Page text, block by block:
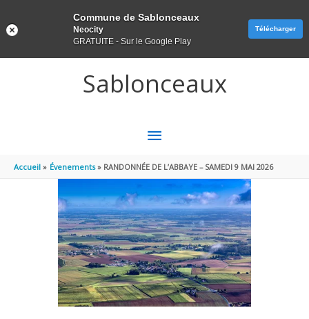
Sablonceaux
MENU
PRINCIPAL
Accueil Évenements RANDONNÉE DE L’ABBAYE – SAMEDI 9 MAI 2026
Commune de Sablonceaux
Neocity
GRATUITE - Sur le Google Play
Télécharger